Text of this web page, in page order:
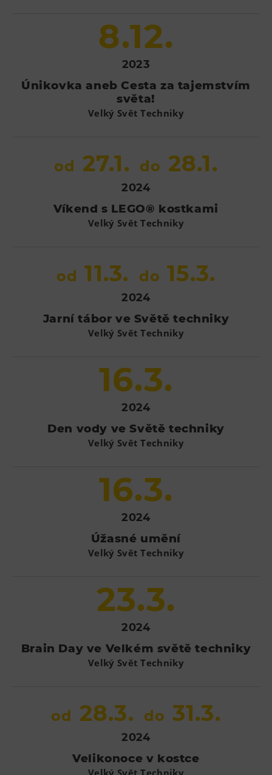
8.12.
2023
Únikovka aneb Cesta za tajemstvím
světa!
Velký Svět Techniky
od 27.1. do 28.1.
2024
Víkend s LEGO® kostkami
Velký Svět Techniky
od 11.3. do 15.3.
2024
Jarní tábor ve Světě techniky
Velký Svět Techniky
16.3.
2024
Den vody ve Světě techniky
Velký Svět Techniky
16.3.
2024
Úžasné umění
Velký Svět Techniky
23.3.
2024
Brain Day ve Velkém světě techniky
Velký Svět Techniky
od 28.3. do 31.3.
2024
Velikonoce v kostce
Velký Svět Techniky